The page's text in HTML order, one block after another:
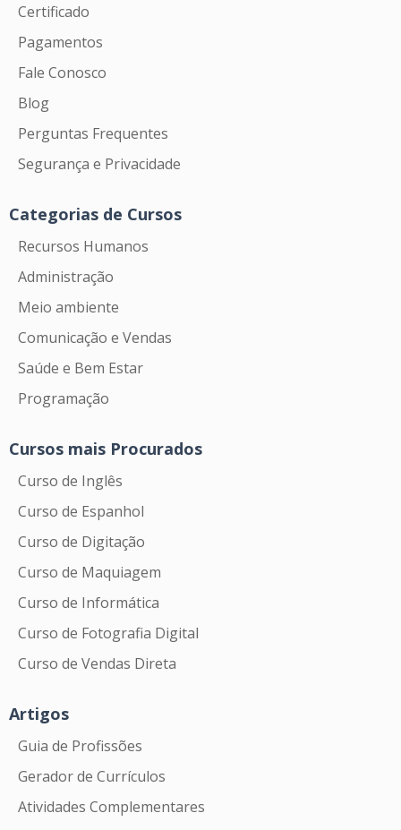
Certificado
Pagamentos
Fale Conosco
Blog
Perguntas Frequentes
Segurança e Privacidade
Categorias de Cursos
Recursos Humanos
Administração
Meio ambiente
Comunicação e Vendas
Saúde e Bem Estar
Programação
Cursos mais Procurados
Curso de Inglês
Curso de Espanhol
Curso de Digitação
Curso de Maquiagem
Curso de Informática
Curso de Fotografia Digital
Curso de Vendas Direta
Artigos
Guia de Profissões
Gerador de Currículos
Atividades Complementares